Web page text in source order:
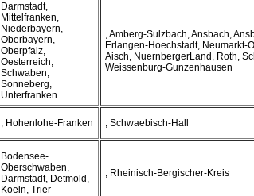
Darmstadt,
Mittelfranken,
Niederbayern,
Oberbayern,
Oberpfalz,
Oesterreich,
Schwaben,
Sonneberg,
Unterfranken
, Amberg-Sulzbach, Ansbach,
Erlangen-Hoechstadt, Neumarkt-
Aisch, NuernbergerLand, Roth,
Weissenburg-Gunzenhausen
, Hohenlohe-Franken , Schwaebisch-Hall
Bodensee-
Oberschwaben,
Darmstadt, Detmold,
Koeln, Trier
, Rheinisch-Bergischer-Kreis